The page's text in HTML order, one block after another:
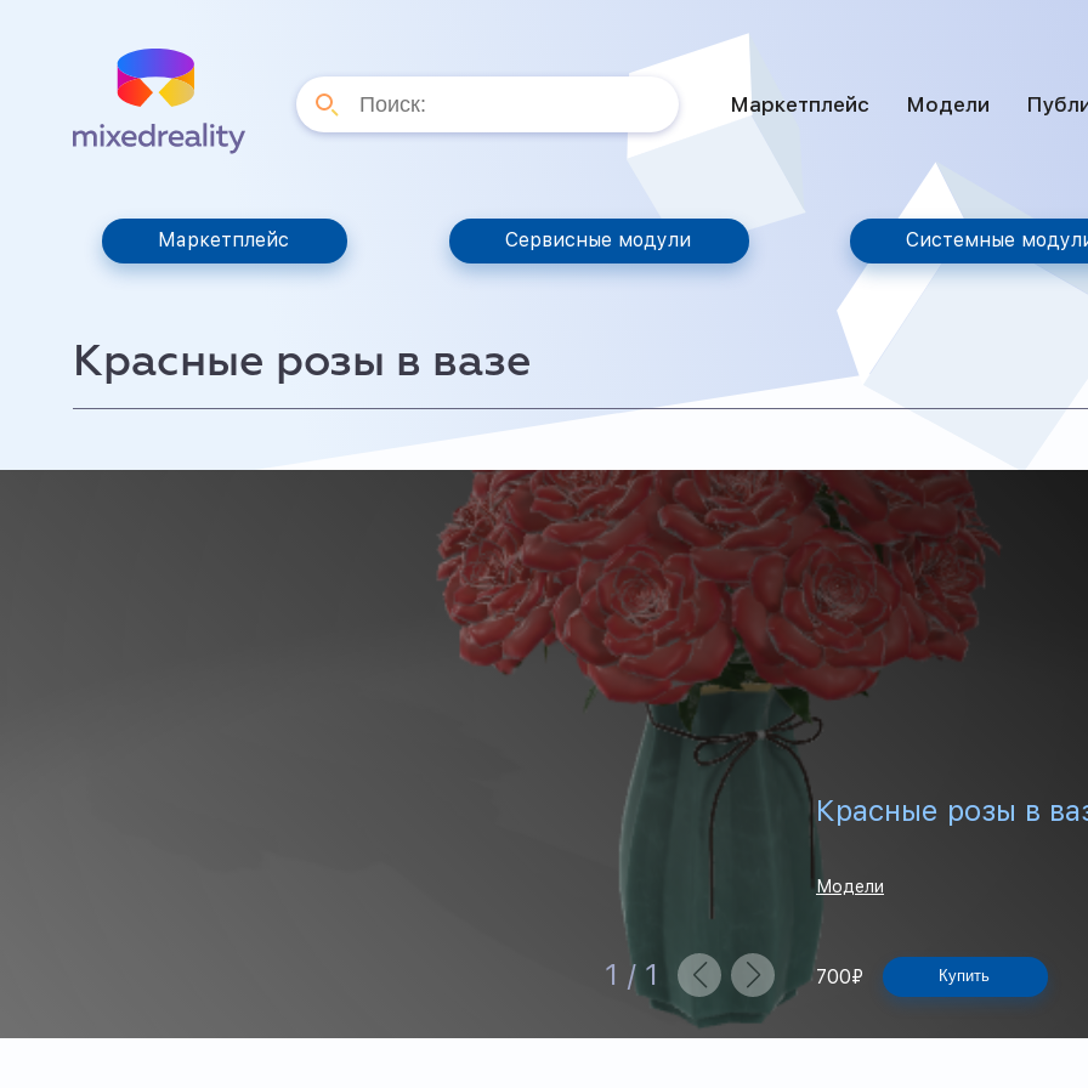
Маркетплейс Модели
Маркетплейс Сервисные модули Системные
Красные розы в вазе
1 / 1
Красные розы в
Модели
700₽ Купить